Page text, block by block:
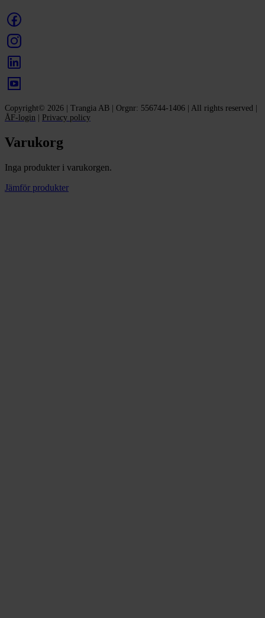
Copyright© 2026 | Trangia AB | Orgnr: 556744-1406 | All rights reserved |
ÅF-login
Privacy policy
Varukorg
Inga produkter i varukorgen.
Jämför produkter